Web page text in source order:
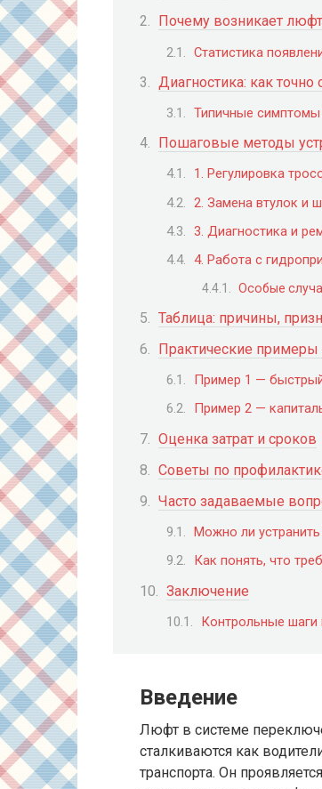
Почему возникает
Статистика
Диагностика: как
Типичные симптомы
Пошаговые методы
1. Регулировка
2. Замена втулок и
3. Диагностика и
4. Работа с
Особые
Таблица: причины,
Практические примеры
Пример 1 —
Пример 2 —
Оценка затрат и сроков
Советы по
Часто задаваемые
Можно ли
Как понять, что
Заключение
Контрольные
Введение
Люфт в системе
сталкиваются как
транспорта. Он